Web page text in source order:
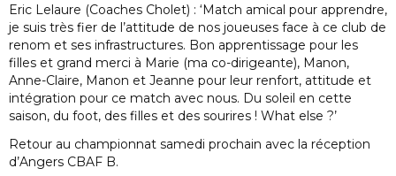
Eric Lelaure (Coaches Cholet) : ‘Match amical pour apprendre,
je suis très fier de l’attitude de nos joueuses face à ce club de
renom et ses infrastructures. Bon apprentissage pour les
filles et grand merci à Marie (ma co-dirigeante), Manon,
Anne-Claire, Manon et Jeanne pour leur renfort, attitude et
intégration pour ce match avec nous. Du soleil en cette
saison, du foot, des filles et des sourires ! What else ?’
Retour au championnat samedi prochain avec la réception
d’Angers CBAF B.